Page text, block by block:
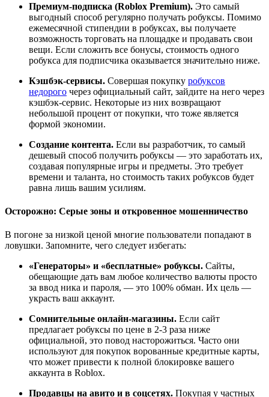
Премиум-подписка (Roblox Premium). Это самый
выгодный способ регулярно получать робуксы. Помимо
ежемесячной стипендии в робуксах, вы получаете
возможность торговать на площадке и продавать свои
вещи. Если сложить все бонусы, стоимость одного
робукса для подписчика оказывается значительно ниже.
Кэшбэк-сервисы. Совершая покупку робуксов
недорого через официальный сайт, зайдите на него через
кэшбэк-сервис. Некоторые из них возвращают
небольшой процент от покупки, что тоже является
формой экономии.
Создание контента. Если вы разработчик, то самый
дешевый способ получить робуксы — это заработать их,
создавая популярные игры и предметы. Это требует
времени и таланта, но стоимость таких робуксов будет
равна лишь вашим усилиям.
Осторожно: Серые зоны и откровенное мошенничество
В погоне за низкой ценой многие пользователи попадают в
ловушки. Запомните, чего следует избегать:
«Генераторы» и «бесплатные» робуксы. Сайты,
обещающие дать вам любое количество валюты просто
за ввод ника и пароля, — это 100% обман. Их цель —
украсть ваш аккаунт.
Сомнительные онлайн-магазины. Если сайт
предлагает робуксы по цене в 2-3 раза ниже
официальной, это повод насторожиться. Часто они
используют для покупок ворованные кредитные карты,
что может привести к полной блокировке вашего
аккаунта в Roblox.
Продавцы на авито и в соцсетях. Покупая у частных